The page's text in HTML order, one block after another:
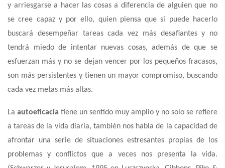
y arriesgarse a hacer las cosas a diferencia de alguien que no
se cree capaz y por ello, quien piensa que si puede hacerlo
buscará desempeñar tareas cada vez más desafiantes y no
tendrá miedo de intentar nuevas cosas, además de que se
esfuerzan más y no se dejan vencer por los pequeños fracasos,
son más persistentes y tienen un mayor compromiso, buscando
cada vez metas más altas.
La autoeficacia tiene un sentido muy amplio y no solo se refiere
a tareas de la vida diaria, también nos habla de la capacidad de
afrontar una serie de situaciones estresantes propias de los
problemas y conflictos que a veces nos presenta la vida.